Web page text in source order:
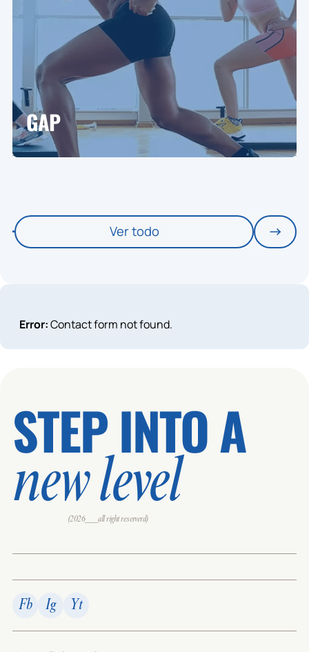
GAP
Ver todo
Error:Contact form not found.
STEP INTO A
new level
(2026___all right reserverd)
Fb Ig Yt